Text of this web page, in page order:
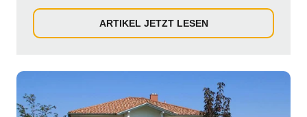
ARTIKEL JETZT LESEN